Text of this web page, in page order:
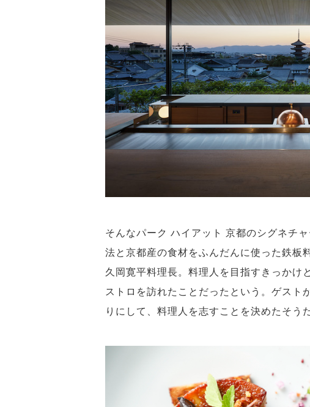
そんなパーク ハイアット 京都のシグネチ
法と京都産の食材をふんだんに使った鉄板
久岡寛平料理長。料理人を目指すきっかけ
ストロを訪れたことだったという。ゲスト
りにして、料理人を志すことを決めたそうだ